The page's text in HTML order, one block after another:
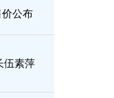
公布
伍素萍